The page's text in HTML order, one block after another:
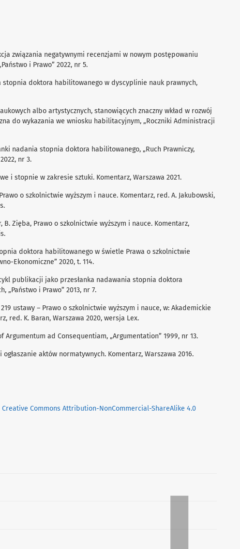
związania negatywnymi recenzjami w nowym postępowaniu
i Prawo” 2022, nr 5.
stopnia doktora habilitowanego w dyscyplinie nauk prawnych,
albo artystycznych, stanowiących znaczny wkład w rozwój
do wykazania we wniosku habilitacyjnym, „Roczniki Administracji
nadania stopnia doktora habilitowanego, „Ruch Prawniczy,
nr 3.
i stopnie w zakresie sztuki. Komentarz, Warszawa 2021.
o szkolnictwie wyższym i nauce. Komentarz, red. A. Jakubowski,
B. Zięba, Prawo o szkolnictwie wyższym i nauce. Komentarz,
doktora habilitowanego w świetle Prawa o szkolnictwie
Ekonomiczne” 2020, t. 114.
publikacji jako przesłanka nadawania stopnia doktora
„Państwo i Prawo” 2013, nr 7.
ustawy – Prawo o szkolnictwie wyższym i nauce, w: Akademickie
red. K. Baran, Warszawa 2020, wersja Lex.
Argumentum ad Consequentiam, „Argumentation” 1999, nr 13.
aktów normatywnych. Komentarz, Warszawa 2016.
Creative Commons Attribution-NonCommercial-ShareAlike 4.0